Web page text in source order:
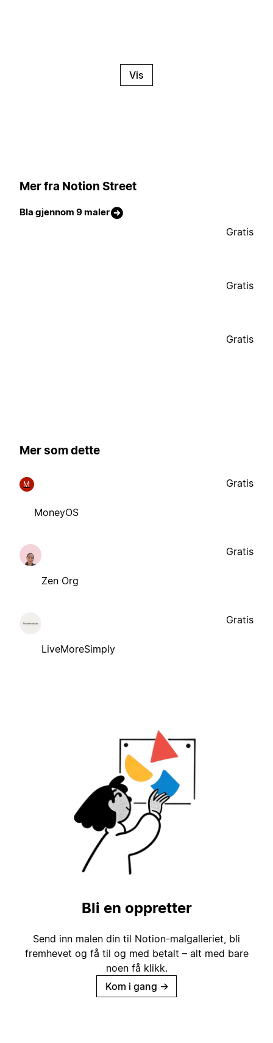
Vis
Mer fra Notion Street
Bla gjennom 9 maler
Gratis
Gratis
Gratis
Mer som dette
M
MoneyOS
Gratis
Zen Org
Gratis
LiveMoreSimply
Gratis
Bli en oppretter
Send inn malen din til Notion-malgalleriet, bli
fremhevet og få til og med betalt – alt med bare
noen få klikk.
Kom i gang →